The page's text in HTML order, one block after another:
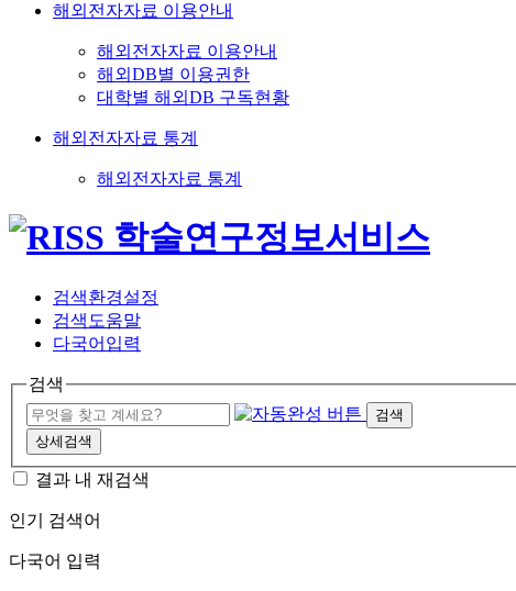
해외전자자료 이용안내
해외전자자료 이용안내
해외DB별 이용권한
대학별 해외DB 구독현황
해외전자자료 통계
해외전자자료 통계
검색환경설정
검색도움말
다국어입력
검색
검색
상세검색
결과 내 재검색
인기 검색어
다국어 입력